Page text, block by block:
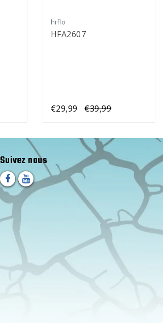
hiflo
HFA2607
€29,99 €39,99
Suivez nous